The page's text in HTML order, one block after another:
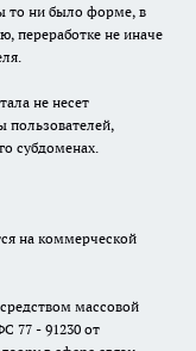
то ни было форме, в
переработке не иначе
не несет
пользователей,
субдоменах.
на коммерческой
массовой
77 - 91230 от